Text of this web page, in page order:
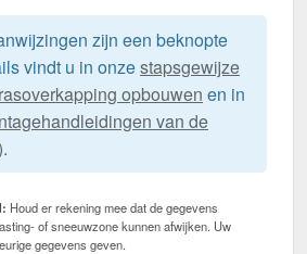
zijn een beknopte
vindt u in onzestapsgewijze
opbouwen en in
van de
.
Houd er rekening mee dat de gegevens
of sneeuwzone kunnen afwijken. Uw
gegevens geven.